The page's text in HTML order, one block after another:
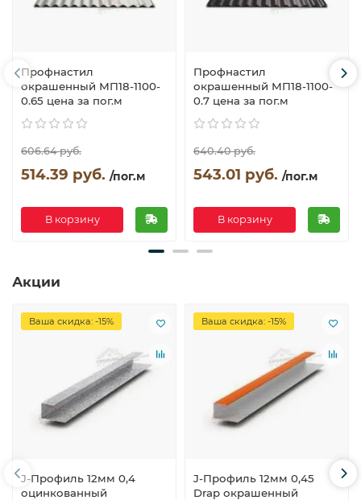
Профнастил
окрашенный МП18-1100-
0.65 цена за пог.м
606.64 руб.
514.39 руб. /пог.м
В корзину
Профнастил
окрашенный МП18-1100-
0.7 цена за пог.м
640.40 руб.
543.01 руб. /пог.м
В корзину
Акции
Ваша скидка: -15%
J-Профиль 12мм 0,4
оцинкованный
Ваша скидка: -15%
J-Профиль 12мм 0,45
Drap окрашенный